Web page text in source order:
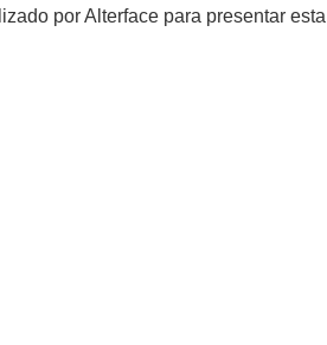
por Alterface para presentar